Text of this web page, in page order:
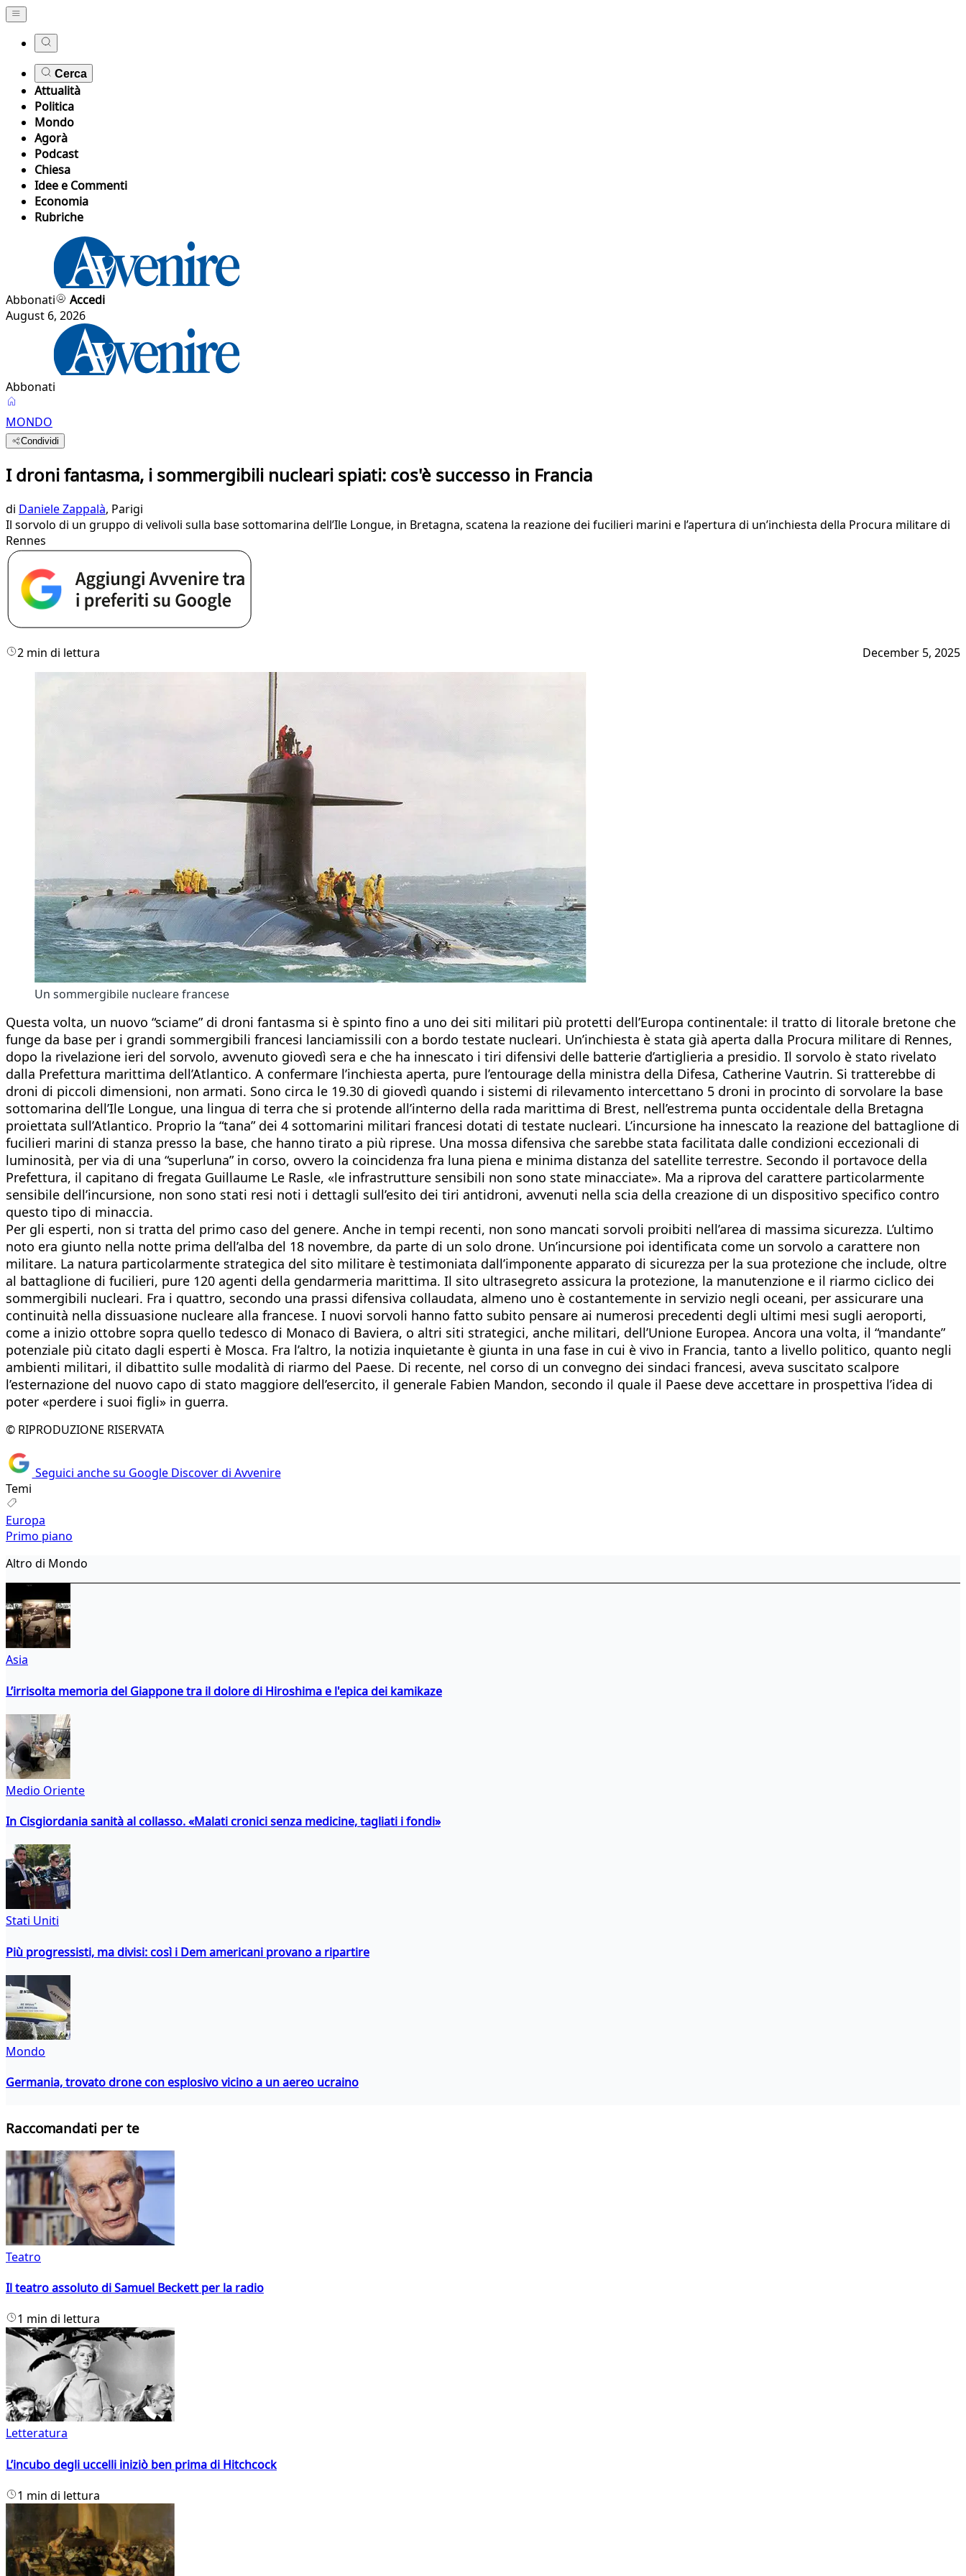
Cerca
Attualità
Politica
Mondo
Agorà
Podcast
Chiesa
Idee e Commenti
Economia
Rubriche
Abbonati
Accedi
August 6, 2026
Abbonati
MONDO
Condividi
I droni fantasma, i sommergibili nucleari spiati: cos'è successo in Francia
di Daniele Zappalà, Parigi
Il sorvolo di un gruppo di velivoli sulla base sottomarina dell’Ile Longue, in Bretagna, scatena la reazione dei fucilieri marini e l’apertura di un’inchiesta della Procura militare di
Rennes
2 min di lettura December 5, 2025
Un sommergibile nucleare francese
Questa volta, un nuovo “sciame” di droni fantasma si è spinto fino a uno dei siti militari più protetti dell’Europa continentale: il tratto di litorale bretone che
funge da base per i grandi sommergibili francesi lanciamissili con a bordo testate nucleari. Un’inchiesta è stata già aperta dalla Procura militare di Rennes,
dopo la rivelazione ieri del sorvolo, avvenuto giovedì sera e che ha innescato i tiri difensivi delle batterie d’artiglieria a presidio. Il sorvolo è stato rivelato
dalla Prefettura marittima dell’Atlantico. A confermare l’inchiesta aperta, pure l’entourage della ministra della Difesa, Catherine Vautrin. Si tratterebbe di
droni di piccoli dimensioni, non armati. Sono circa le 19.30 di giovedì quando i sistemi di rilevamento intercettano 5 droni in procinto di sorvolare la base
sottomarina dell’Ile Longue, una lingua di terra che si protende all’interno della rada marittima di Brest, nell’estrema punta occidentale della Bretagna
proiettata sull’Atlantico. Proprio la “tana” dei 4 sottomarini militari francesi dotati di testate nucleari. L’incursione ha innescato la reazione del battaglione di
fucilieri marini di stanza presso la base, che hanno tirato a più riprese. Una mossa difensiva che sarebbe stata facilitata dalle condizioni eccezionali di
luminosità, per via di una “superluna” in corso, ovvero la coincidenza fra luna piena e minima distanza del satellite terrestre. Secondo il portavoce della
Prefettura, il capitano di fregata Guillaume Le Rasle, «le infrastrutture sensibili non sono state minacciate». Ma a riprova del carattere particolarmente
sensibile dell’incursione, non sono stati resi noti i dettagli sull’esito dei tiri antidroni, avvenuti nella scia della creazione di un dispositivo specifico contro
questo tipo di minaccia.
Per gli esperti, non si tratta del primo caso del genere. Anche in tempi recenti, non sono mancati sorvoli proibiti nell’area di massima sicurezza. L’ultimo
noto era giunto nella notte prima dell’alba del 18 novembre, da parte di un solo drone. Un’incursione poi identificata come un sorvolo a carattere non
militare. La natura particolarmente strategica del sito militare è testimoniata dall’imponente apparato di sicurezza per la sua protezione che include, oltre
al battaglione di fucilieri, pure 120 agenti della gendarmeria marittima. Il sito ultrasegreto assicura la protezione, la manutenzione e il riarmo ciclico dei
sommergibili nucleari. Fra i quattro, secondo una prassi difensiva collaudata, almeno uno è costantemente in servizio negli oceani, per assicurare una
continuità nella dissuasione nucleare alla francese. I nuovi sorvoli hanno fatto subito pensare ai numerosi precedenti degli ultimi mesi sugli aeroporti,
come a inizio ottobre sopra quello tedesco di Monaco di Baviera, o altri siti strategici, anche militari, dell’Unione Europea. Ancora una volta, il “mandante”
potenziale più citato dagli esperti è Mosca. Fra l’altro, la notizia inquietante è giunta in una fase in cui è vivo in Francia, tanto a livello politico, quanto negli
ambienti militari, il dibattito sulle modalità di riarmo del Paese. Di recente, nel corso di un convegno dei sindaci francesi, aveva suscitato scalpore
l’esternazione del nuovo capo di stato maggiore dell’esercito, il generale Fabien Mandon, secondo il quale il Paese deve accettare in prospettiva l’idea di
poter «perdere i suoi figli» in guerra.
© RIPRODUZIONE RISERVATA
Seguici anche su Google Discover di Avvenire
Temi
Europa
Primo piano
Altro di Mondo
Asia
L’irrisolta memoria del Giappone tra il dolore di Hiroshima e l'epica dei kamikaze
Medio Oriente
In Cisgiordania sanità al collasso. «Malati cronici senza medicine, tagliati i fondi»
Stati Uniti
Più progressisti, ma divisi: così i Dem americani provano a ripartire
Mondo
Germania, trovato drone con esplosivo vicino a un aereo ucraino
Raccomandati per te
Teatro
Il teatro assoluto di Samuel Beckett per la radio
1 min di lettura
Letteratura
L’incubo degli uccelli iniziò ben prima di Hitchcock
1 min di lettura